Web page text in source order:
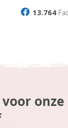
13.764
onze